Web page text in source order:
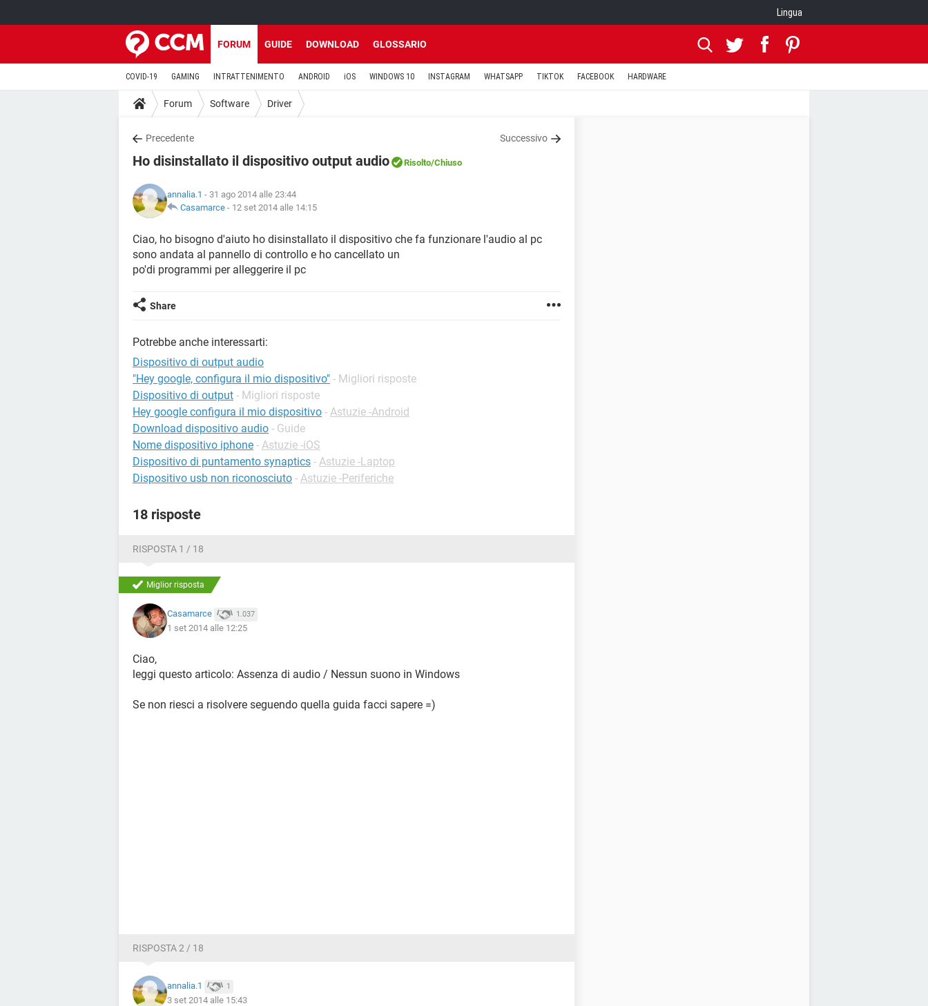
Lingua
FORUM GUIDE DOWNLOAD GLOSSARIO
COVID-19 GAMING INTRATTENIMENTO ANDROID iOS WINDOWS 10 INSTAGRAM WHATSAPP TIKTOK FACEBOOK HARDWARE
Forum Software Driver
Precedente Successivo
Ho disinstallato il dispositivo output audio Risolto/Chiuso
annalia.1 - 31 ago 2014 alle 23:44
Casamarce - 12 set 2014 alle 14:15
Ciao, ho bisogno d'aiuto ho disinstallato il dispositivo che fa funzionare l'audio al pc
sono andata al pannello di controllo e ho cancellato un
po'di programmi per alleggerire il pc
Share
Potrebbe anche interessarti:
Dispositivo di output audio
"Hey google, configura il mio dispositivo" - Migliori risposte
Dispositivo di output - Migliori risposte
Hey google configura il mio dispositivo - Astuzie -Android
Download dispositivo audio - Guide
Nome dispositivo iphone - Astuzie -iOS
Dispositivo di puntamento synaptics - Astuzie -Laptop
Dispositivo usb non riconosciuto - Astuzie -Periferiche
18 risposte
RISPOSTA 1 / 18
Miglior risposta
Casamarce 1.037
1 set 2014 alle 12:25
Ciao,
leggi questo articolo: Assenza di audio / Nessun suono in Windows
Se non riesci a risolvere seguendo quella guida facci sapere =)
RISPOSTA 2 / 18
annalia.1 1
3 set 2014 alle 15:43